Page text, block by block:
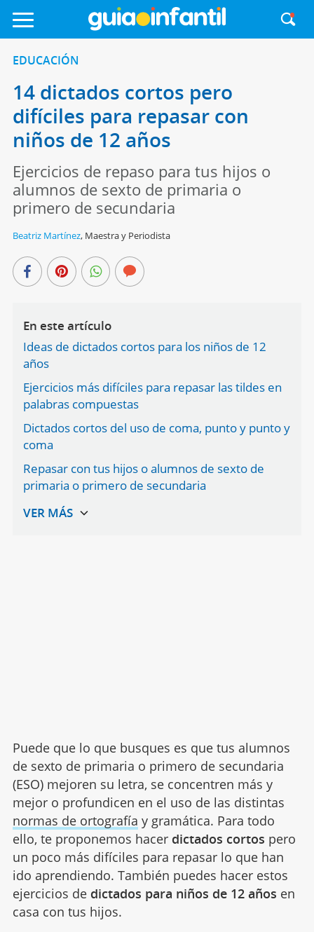
EDUCACIÓN
14 dictados cortos pero
difíciles para repasar con
niños de 12 años
Ejercicios de repaso para tus hijos o
alumnos de sexto de primaria o
primero de secundaria
Beatriz Martínez, Maestra y Periodista
En este artículo
Ideas de dictados cortos para los niños de 12
años
Ejercicios más difíciles para repasar las tildes en
palabras compuestas
Dictados cortos del uso de coma, punto y punto y
coma
Repasar con tus hijos o alumnos de sexto de
primaria o primero de secundaria
Puede que lo que busques es que tus alumnos
de sexto de primaria o primero de secundaria
(ESO) mejoren su letra, se concentren más y
mejor o profundicen en el uso de las distintas
normas de ortografía y gramática. Para todo
ello, te proponemos hacer dictados cortos pero
un poco más difíciles para repasar lo que han
ido aprendiendo. También puedes hacer estos
ejercicios de dictados para niños de 12 años en
casa con tus hijos.